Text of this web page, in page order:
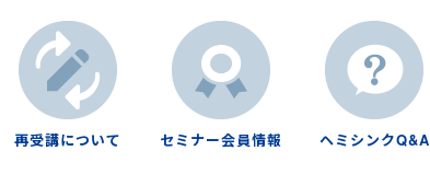
再受講について セミナー会員情報 ヘミシンクQ&A